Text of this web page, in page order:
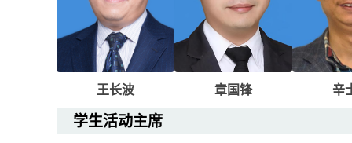
王长波 章国锋 辛
学生活动主席